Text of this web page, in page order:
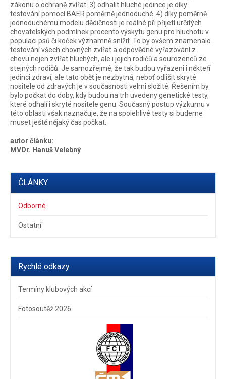
ČLÁNKY
Odborné
Ostatní
Rychlé odkazy
Termíny klubových akcí
Fotosoutěž 2026
zákonu o ochraně zvířat. 3) odhalit hluché jedince je díky
testování pomocí BAER poměrně jednoduché. 4) díky poměrně
jednoduchému modelu dědičnosti je reálné při přijetí určitých
chovatelských podmínek procento výskytu genu pro hluchotu v
populaci psů či koček významně snížit. To by ovšem znamenalo
testování všech chovných zvířat a odpovědné vyřazování z
chovu nejen zvířat hluchých, ale i jejich rodičů a sourozenců ze
stejných rodičů. Je samozřejmé, že tak budou vyřazeni i někteří
jedinci zdraví, ale tato oběť je nezbytná, neboť odlišit skryté
nositele od zdravých je v současnosti velmi složité. Řešením by
bylo počkat do doby, kdy budou na trh uvedeny genetické testy,
které odhalí i skryté nositele genu. Současný postup výzkumu v
této oblasti však naznačuje, že na spolehlivé testy si budeme
muset ještě nějaký čas počkat.
autor článku:
MVDr. Hanuš Velebný